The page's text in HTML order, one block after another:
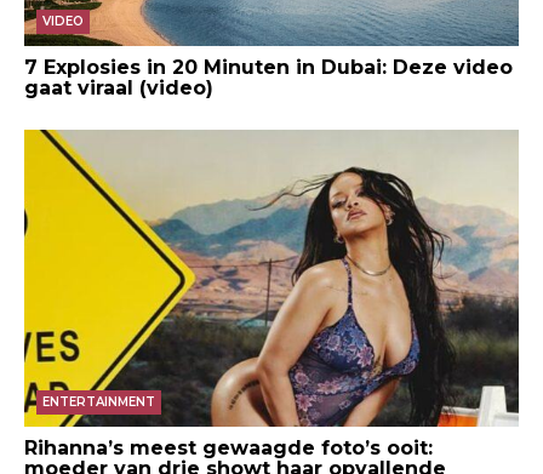
VIDEO
7 Explosies in 20 Minuten in Dubai: Deze video
gaat viraal (video)
ENTERTAINMENT
Rihanna’s meest gewaagde foto’s ooit:
moeder van drie showt haar opvallende